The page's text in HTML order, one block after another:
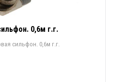
0,6м г.г.
сильфон. 0,6м г.г.